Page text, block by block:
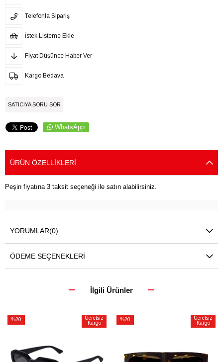
Telefonla Sipariş
İstek Listeme Ekle
Fiyat Düşünce Haber Ver
Kargo Bedava
SATICIYA SORU SOR
WhatsApp
ÜRÜN ÖZELLIKLERI
Peşin fiyatına 3 taksit seçeneği ile satın alabilirsiniz.
YORUMLAR(0)
ÖDEME SEÇENEKLERI
İlgili Ürünler
%20
Ücretsiz
Kargo
%20
Ücretsiz
Kargo